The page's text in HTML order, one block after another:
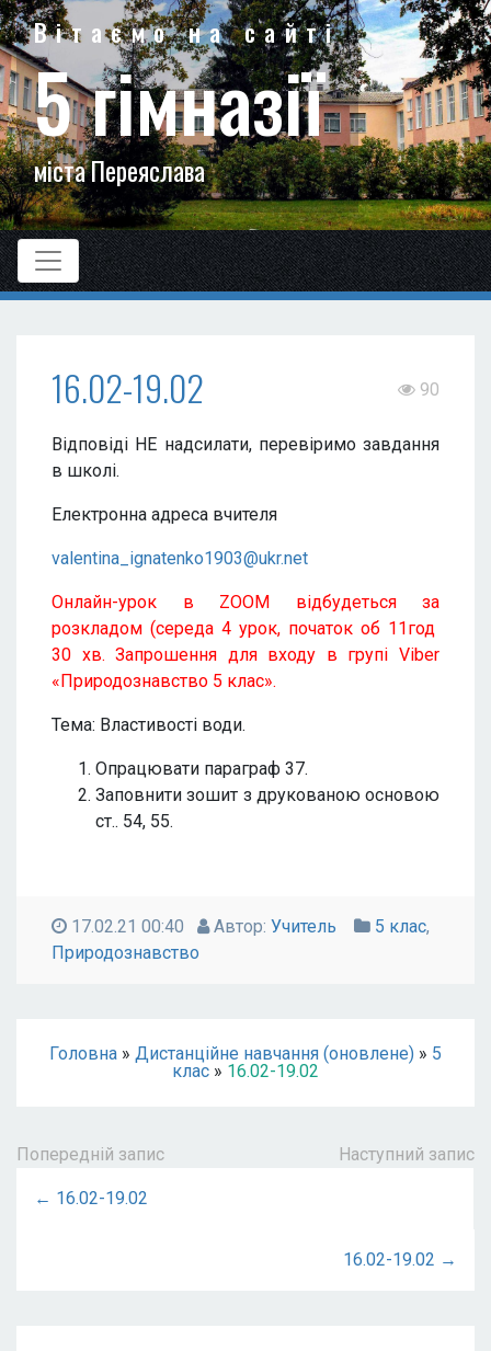
Вітаємо на сайті
5 гімназії
міста Переяслава
16.02-19.02 90
Відповіді НЕ надсилати, перевіримо завдання
в школі.
Електронна адреса вчителя
valentina_ignatenko1903@ukr.net
Онлайн-урок в ZOOM відбудеться за
розкладом (середа 4 урок, початок об 11год
30 хв. Запрошення для входу в групі Viber
«Природознавство 5 клас».
Тема: Властивості води.
Опрацювати параграф 37.
Заповнити зошит з друкованою основою
ст.. 54, 55.
17.02.21 00:40 Автор: Учитель 5 клас,
Природознавство
Головна » Дистанційне навчання (оновлене) » 5
клас » 16.02-19.02
Попередній запис Наступний запис
← 16.02-19.02
16.02-19.02 →